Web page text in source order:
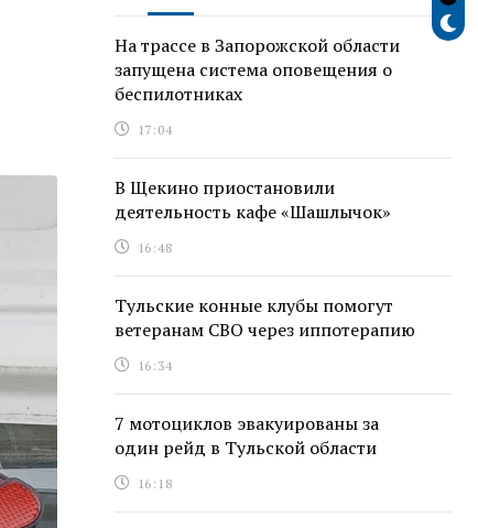
На трассе в Запорожской области
запущена система оповещения о
беспилотниках
17:04
В Щекино приостановили
деятельность кафе «Шашлычок»
16:48
Тульские конные клубы помогут
ветеранам СВО через иппотерапию
16:34
7 мотоциклов эвакуированы за
один рейд в Тульской области
16:18